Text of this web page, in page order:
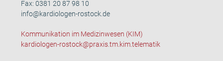
Fax: 0381 20 87 98 10
info@kardiologen-rostock.de
Kommunikation im Medizinwesen (KIM)
kardiologen-rostock@praxis.tm.kim.telematik